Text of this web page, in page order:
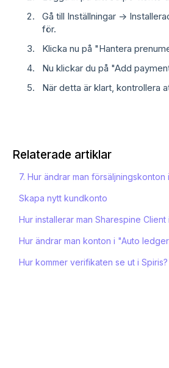
Gå till Inställningar ->
för.
Klicka nu på "Hantera
Nu klickar du på "Add
När detta är klart, kontrollera
Relaterade artiklar
7. Hur ändrar man försäljningskonton
Skapa nytt kundkonto
Hur installerar man Sharespine
Hur ändrar man konton i "Auto
Hur kommer verifikaten se ut i Spiris?